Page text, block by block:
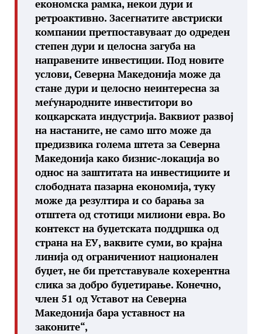
економска рамка, некои дури и
ретроактивно. Засегнатите австриски
компании претпоставуваат до одреден
степен дури и целосна загуба на
направените инвестиции. Под новите
услови, Северна Македонија може да
стане дури и целосно неинтересна за
меѓународните инвеститори во
коцкарската индустрија. Ваквиот развој
на настаните, не само што може да
предизвика голема штета за Северна
Македонија како бизнис-локација во
однос на заштитата на инвестициите и
слободната пазарна економија, туку
може да резултира и со барања за
отштета од стотици милиони евра. Во
контекст на буџетската поддршка од
страна на ЕУ, ваквите суми, во крајна
линија од ограничениот национален
буџет, не би претставувале кохерентна
слика за добро буџетирање. Конечно,
член 51 од Уставот на Северна
Македонија бара уставност на
законите“,